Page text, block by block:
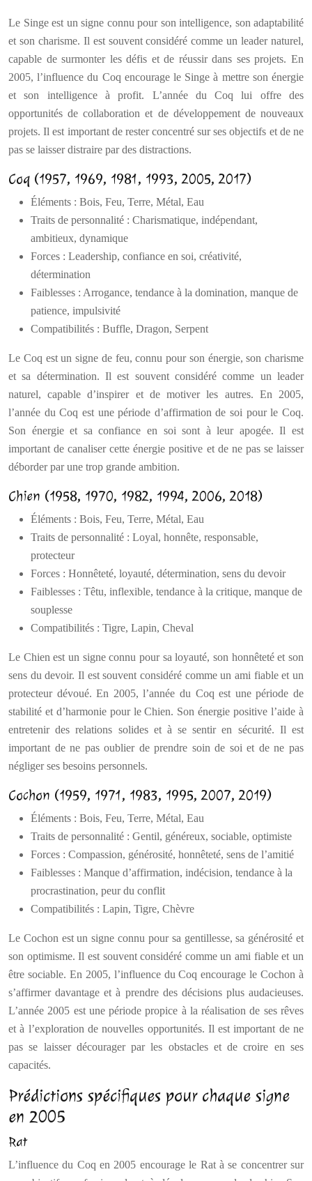
Le Singe est un signe connu pour son intelligence, son adaptabilité
et son charisme. Il est souvent considéré comme un leader naturel,
capable de surmonter les défis et de réussir dans ses projets. En
2005, l’influence du Coq encourage le Singe à mettre son énergie
et son intelligence à profit. L’année du Coq lui offre des
opportunités de collaboration et de développement de nouveaux
projets. Il est important de rester concentré sur ses objectifs et de ne
pas se laisser distraire par des distractions.
Coq (1957, 1969, 1981, 1993, 2005, 2017)
Éléments : Bois, Feu, Terre, Métal, Eau
Traits de personnalité : Charismatique, indépendant,
ambitieux, dynamique
Forces : Leadership, confiance en soi, créativité,
détermination
Faiblesses : Arrogance, tendance à la domination, manque de
patience, impulsivité
Compatibilités : Buffle, Dragon, Serpent
Le Coq est un signe de feu, connu pour son énergie, son charisme
et sa détermination. Il est souvent considéré comme un leader
naturel, capable d’inspirer et de motiver les autres. En 2005,
l’année du Coq est une période d’affirmation de soi pour le Coq.
Son énergie et sa confiance en soi sont à leur apogée. Il est
important de canaliser cette énergie positive et de ne pas se laisser
déborder par une trop grande ambition.
Chien (1958, 1970, 1982, 1994, 2006, 2018)
Éléments : Bois, Feu, Terre, Métal, Eau
Traits de personnalité : Loyal, honnête, responsable,
protecteur
Forces : Honnêteté, loyauté, détermination, sens du devoir
Faiblesses : Têtu, inflexible, tendance à la critique, manque de
souplesse
Compatibilités : Tigre, Lapin, Cheval
Le Chien est un signe connu pour sa loyauté, son honnêteté et son
sens du devoir. Il est souvent considéré comme un ami fiable et un
protecteur dévoué. En 2005, l’année du Coq est une période de
stabilité et d’harmonie pour le Chien. Son énergie positive l’aide à
entretenir des relations solides et à se sentir en sécurité. Il est
important de ne pas oublier de prendre soin de soi et de ne pas
négliger ses besoins personnels.
Cochon (1959, 1971, 1983, 1995, 2007, 2019)
Éléments : Bois, Feu, Terre, Métal, Eau
Traits de personnalité : Gentil, généreux, sociable, optimiste
Forces : Compassion, générosité, honnêteté, sens de l’amitié
Faiblesses : Manque d’affirmation, indécision, tendance à la
procrastination, peur du conflit
Compatibilités : Lapin, Tigre, Chèvre
Le Cochon est un signe connu pour sa gentillesse, sa générosité et
son optimisme. Il est souvent considéré comme un ami fiable et un
être sociable. En 2005, l’influence du Coq encourage le Cochon à
s’affirmer davantage et à prendre des décisions plus audacieuses.
L’année 2005 est une période propice à la réalisation de ses rêves
et à l’exploration de nouvelles opportunités. Il est important de ne
pas se laisser décourager par les obstacles et de croire en ses
capacités.
Prédictions spécifiques pour chaque signe
en 2005
Rat
L’influence du Coq en 2005 encourage le Rat à se concentrer sur